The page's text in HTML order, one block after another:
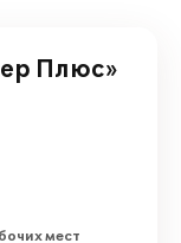
Плюс»
мест